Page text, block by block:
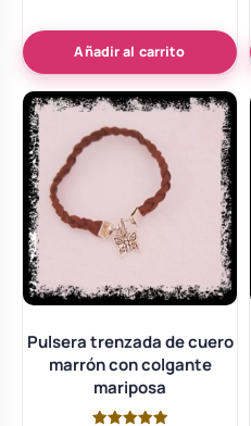
Añadir al carrito
Pulsera trenzada de cuero
marrón con colgante
mariposa